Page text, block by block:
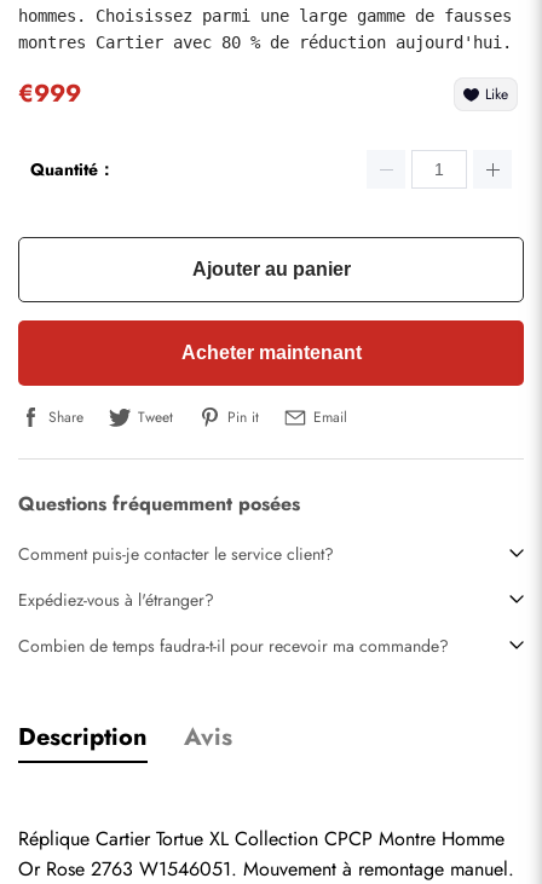
hommes. Choisissez parmi une large gamme de fausses
montres Cartier avec 80 % de réduction aujourd'hui.
€999 Like
Quantité：
Ajouter au panier
Acheter maintenant
Share Tweet Pin it Email
Questions fréquemment posées
Comment puis-je contacter le service client?
Expédiez-vous à l'étranger?
Combien de temps faudra-t-il pour recevoir ma commande?
Description Avis
Réplique Cartier Tortue XL Collection CPCP Montre Homme
Or Rose 2763 W1546051. Mouvement à remontage manuel.